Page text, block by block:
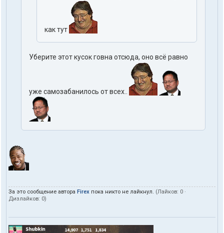
как тут
Уберите этот кусок говна отсюда, оно всё равно
уже самозабанилось от всех..
За это сообщение автора Firex пока никто не лайкнул. (Лайков: 0 ·
Дизлайков: 0)